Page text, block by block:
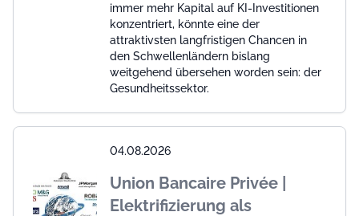
immer mehr Kapital auf KI-Investitionen
konzentriert, könnte eine der
attraktivsten langfristigen Chancen in
den Schwellenländern bislang
weitgehend übersehen worden sein: der
Gesundheitssektor.
04.08.2026
Union Bancaire Privée |
Elektrifizierung als